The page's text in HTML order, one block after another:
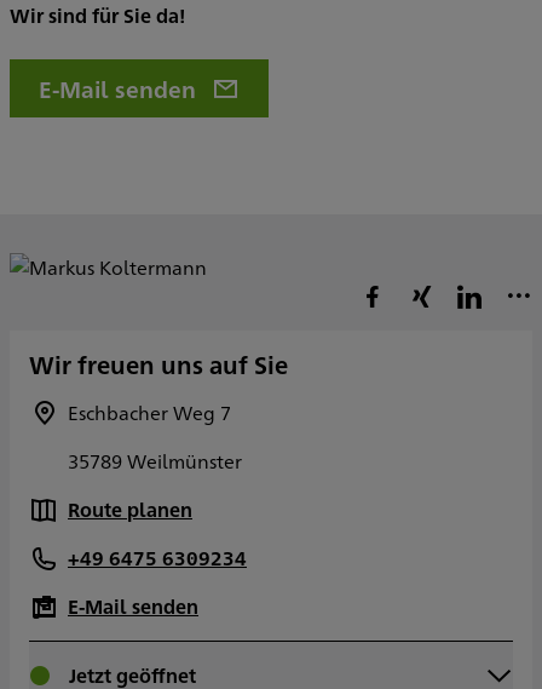
Wir sind für Sie da!
E-Mail senden
Wir freuen uns auf Sie
Eschbacher Weg 7
35789 Weilmünster
Route planen
+49 6475 6309234
E-Mail senden
Jetzt geöffnet
Montag